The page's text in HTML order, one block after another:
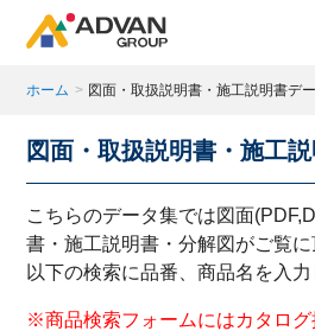
商品ページにある「お気に入り
商品がここに表示されます。
ホーム > 図面・取扱説明書・施工説明書デ
図面・取扱説明書・施工
こちらのデータ集では図面
書・施工説明書・分解図がご覧に
以下の検索に品番、商品名を入力
※商品検索フォームにはカタログ